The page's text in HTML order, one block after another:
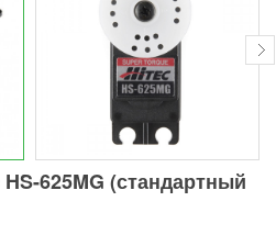
625MG (стандартный